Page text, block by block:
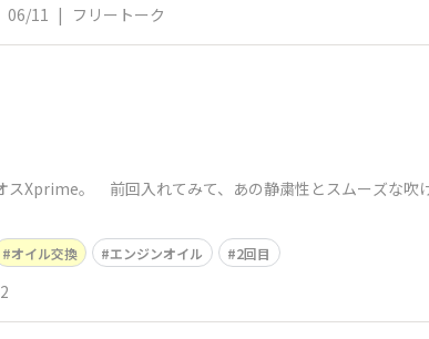
06/11 | フリートーク
Xprime。 前回入れてみて、あの静粛性とスムーズな吹
オイル交換 エンジンオイル 2回目